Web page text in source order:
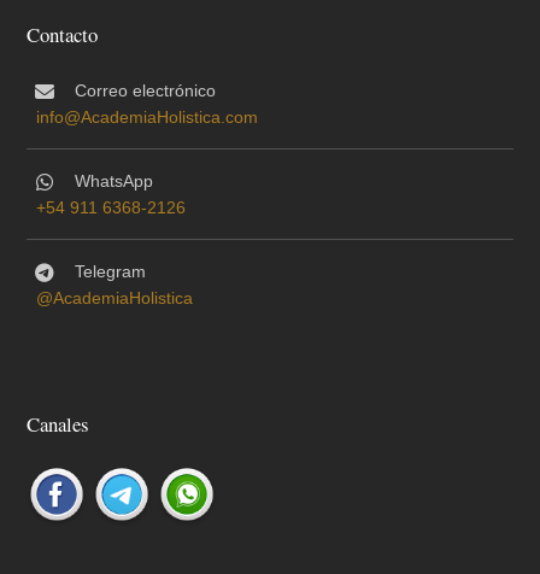
Contacto
Correo electrónico
info@AcademiaHolistica.com
WhatsApp
+54 911 6368-2126
Telegram
@AcademiaHolistica
Canales